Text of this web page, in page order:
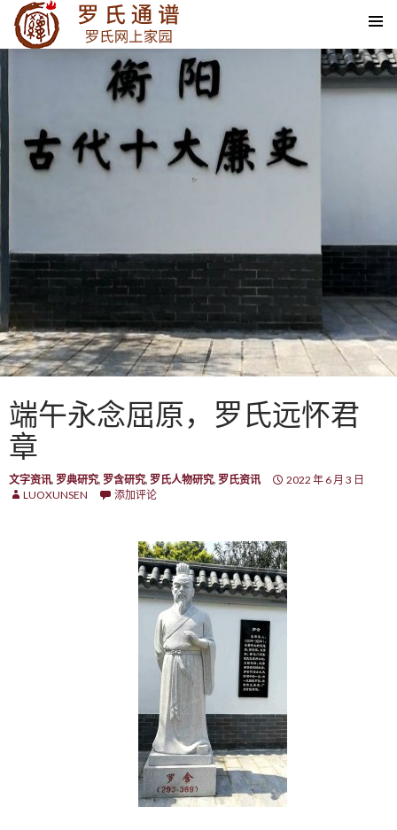
SKIP TO CONTENT
端午永念屈原，罗氏远怀君
章
文字资讯, 罗典研究, 罗含研究, 罗氏人物研究, 罗氏资讯
2022 年 6 月 3 日
LUOXUNSEN
添加评论